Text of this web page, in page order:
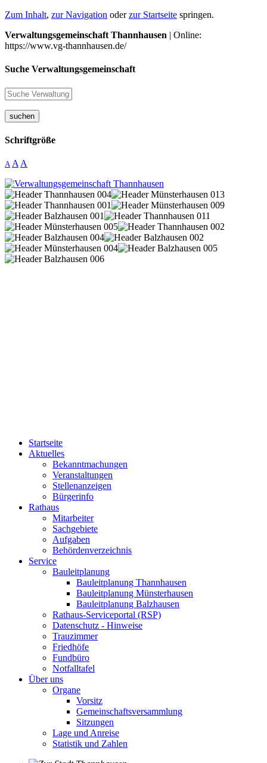
Zum Inhalt, zur Navigation oderzur Startseite springen.
Verwaltungsgemeinschaft Thannhausen | Online:
https://www.vg-thannhausen.de/
Suche Verwaltungsgemeinschaft
suchen
Schriftgröße
A A A
Startseite
Aktuelles
Bekanntmachungen
Veranstaltungen
Stellenanzeigen
Bürgerinfo
Rathaus
Mitarbeiter
Sachgebiete
Aufgaben
Behördenverzeichnis
Service
Bauleitplanung
Bauleitplanung Thannhausen
Bauleitplanung Münsterhausen
Bauleitplanung Balzhausen
Rathaus-Serviceportal (RSP)
Datenschutz - Hinweise
Trauzimmer
Friedhöfe
Fundbüro
Notfalltafel
Über uns
Organe
Vorsitz
Gemeinschaftsversammlung
Sitzungen
Lage und Anreise
Statistik und Zahlen